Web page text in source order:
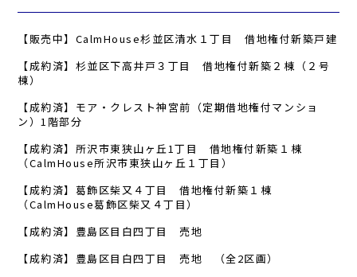
【販売中】CalmHouse杉並区清水１丁目 借地権付新築戸建
【成約済】杉並区下高井戸３丁目 借地権付新築２棟（２号
棟）
【成約済】モア・クレスト神宮前（定期借地権付マンショ
ン）1階部分
【成約済】所沢市東狭山ヶ丘1丁目 借地権付新築１棟
（CalmHouse所沢市東狭山ヶ丘１丁目）
【成約済】葛飾区柴又４丁目 借地権付新築１棟
（CalmHouse葛飾区柴又４丁目）
【成約済】豊島区目白四丁目 売地
【成約済】豊島区目白四丁目 売地 （全2区画）